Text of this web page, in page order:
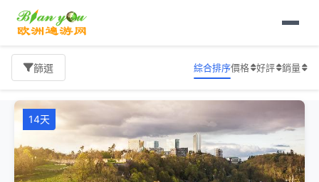
首頁 旅遊報價
篩選 綜合排序價格 好評 銷量
14天